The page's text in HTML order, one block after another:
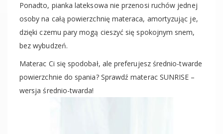
Ponadto, pianka lateksowa nie przenosi ruchów jednej
osoby na całą powierzchnię materaca, amortyzując je,
dzięki czemu pary mogą cieszyć się spokojnym snem,
bez wybudzeń.
Materac Ci się spodobał, ale preferujesz średnio-twarde
powierzchnie do spania? Sprawdź materac SUNRISE –
wersja średnio-twarda!